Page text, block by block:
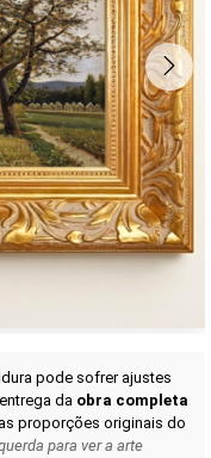
arte do mundo
para o
a genialidade de
grandes
e o requinte inconfundível
emCanvas 100% Algodão,
Pigmentação Mineral .
ETERNA
nossos vídeos nas redes
pode sofrer ajustes
da obra completa
proporções originais do
para ver a arte